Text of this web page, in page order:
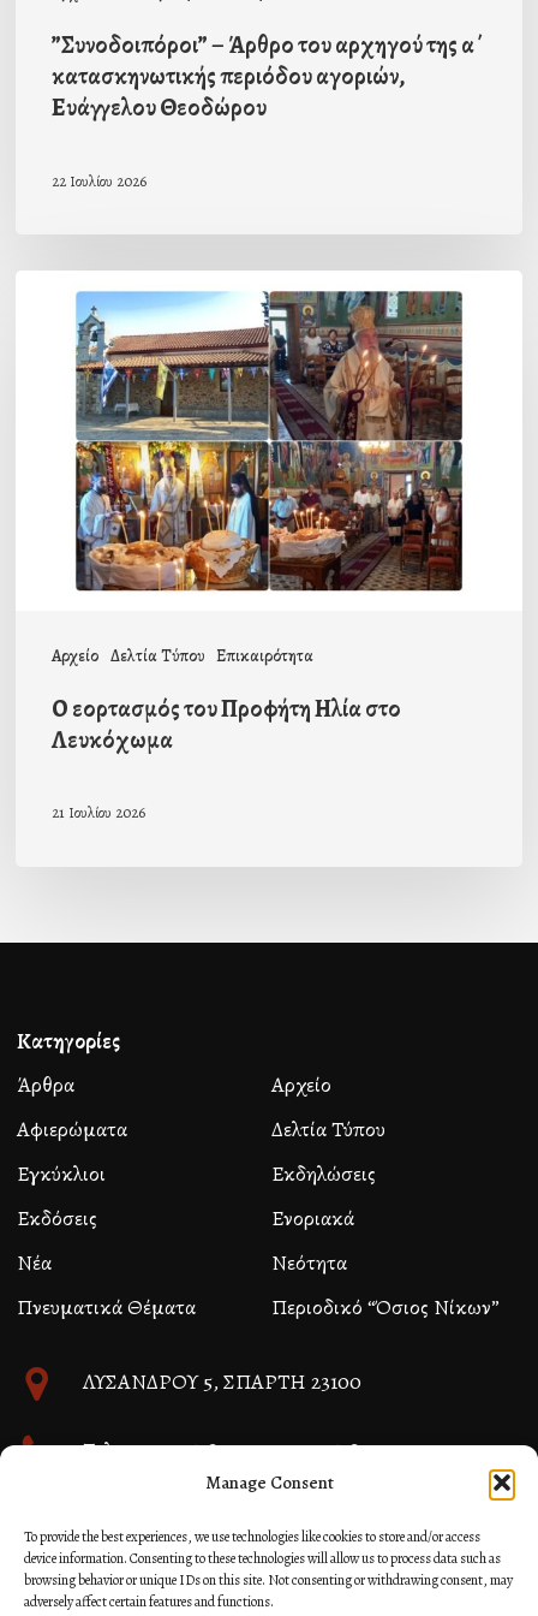
Manage Consent
To provide the best experiences, we use technologies like cookies to store and/or access
device information. Consenting to these technologies will allow us to process data such as
browsing behavior or unique IDs on this site. Not consenting or withdrawing consent, may
adversely affect certain features and functions.
Ευάγγελου
Θεοδώρου
”Συνοδοιπόροι” – Άρθρο του αρχηγού της α΄
κατασκηνωτικής περιόδου αγοριών,
Ευάγγελου Θεοδώρου
22 Ιουλίου 2026
Αρχείο Δελτία Τύπου Επικαιρότητα
εορτασμός
Προφήτη
Λευκόχωμα
Ο εορτασμός του Προφήτη Ηλία στο
Λευκόχωμα
21 Ιουλίου 2026
Κατηγορίες
Άρθρα
Αρχείο
Αφιερώματα
Δελτία Τύπου
Εγκύκλιοι
Εκδηλώσεις
Εκδόσεις
Ενοριακά
Νέα
Νεότητα
Πνευματικά Θέματα
Περιοδικό “Όσιος Νίκων”
ΛΥΣΑΝΔΡΟΥ 5, ΣΠΑΡΤΗ 23100
Τηλ. 27310 26580 και 27310 26581